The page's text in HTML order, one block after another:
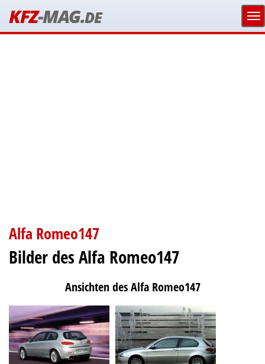
KFZ-MAG.DE
Alfa Romeo147
Bilder des Alfa Romeo147
Ansichten des Alfa Romeo147